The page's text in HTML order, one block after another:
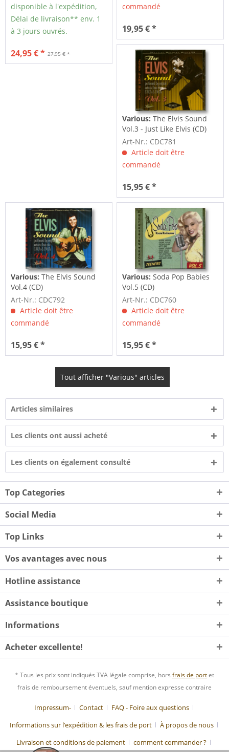
disponible à l'expédition,
Délai de livraison** env. 1
à 3 jours ouvrés.
27,95 € *
24,95 € *
commandé
19,95 € *
Various: The Elvis Sound
Vol.3 - Just Like Elvis (CD)
Art-Nr.: CDC781
Article doit être
commandé
15,95 € *
Various: The Elvis Sound
Vol.4 (CD)
Art-Nr.: CDC792
Article doit être
commandé
15,95 € *
Various: Soda Pop Babies
Vol.5 (CD)
Art-Nr.: CDC760
Article doit être
commandé
15,95 € *
Tout afficher "Various" articles
Articles similaires
Les clients ont aussi acheté
Les clients on également consulté
Top Categories
Social Media
Top Links
Vos avantages avec nous
Hotline assistance
Assistance boutique
Informations
Acheter excellente!
* Tous les prix sont indiqués TVA légale comprise, hors frais de portet
frais de remboursement éventuels, sauf mention expresse contraire
Impressum- Contact
FAQ - Foire aux questions
Informations sur l’expédition & les frais de port
À propos de nous
Livraison et conditions de paiement
comment commander ?